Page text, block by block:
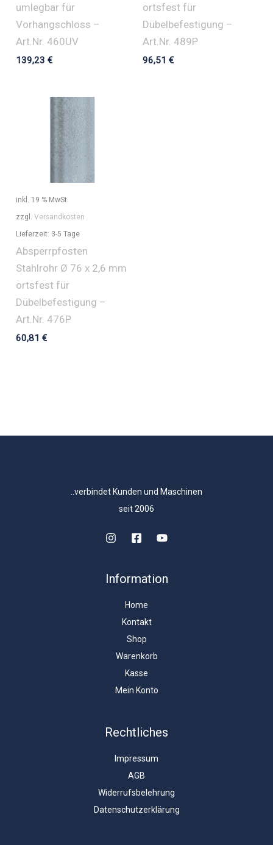
umlegbar für
Vorhangschloss –
Art.Nr. 460UV
139,23€
ortsfest für
Dübelbefestigung –
Art.Nr. 489P
96,51 €
inkl. 19 % MwSt.
zzgl.Versandkosten
Lieferzeit: 3-5 Tage
Absperrpfosten
Stahlrohr Ø 76 x 2,6 mm
ortsfest für
Dübelbefestigung –
Art.Nr. 476P
60,81€
..verbindet Kunden und Maschinen
seit 2006
Information
Home
Kontakt
Shop
Warenkorb
Kasse
Mein Konto
Rechtliches
Impressum
AGB
Widerrufsbelehrung
Datenschutzerklärung